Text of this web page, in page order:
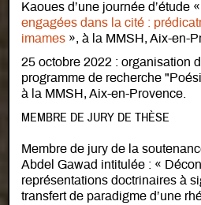
Kaoues d’une journée d’étude «
engagées dans la cité :
imames », à la MMSH, Aix-en-
25 octobre 2022 : organisation
programme de recherche
à la MMSH, Aix-en-Provence.
MEMBRE DE JURY DE THÈSE
Membre de jury de la
Abdel Gawad intitulée : «
représentations doctrinaires à
transfert de paradigme d’une